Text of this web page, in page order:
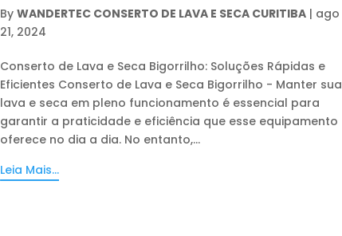
ByWANDERTEC CONSERTO DE LAVA E SECA CURITIBA | ago
21, 2024
Conserto de Lava e Seca Bigorrilho: Soluções Rápidas e
Eficientes Conserto de Lava e Seca Bigorrilho - Manter sua
lava e seca em pleno funcionamento é essencial para
garantir a praticidade e eficiência que esse equipamento
oferece no dia a dia. No entanto,...
Leia Mais...